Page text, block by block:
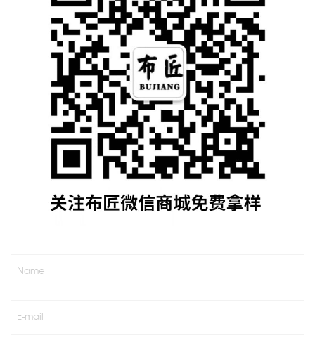
Name
E-mail